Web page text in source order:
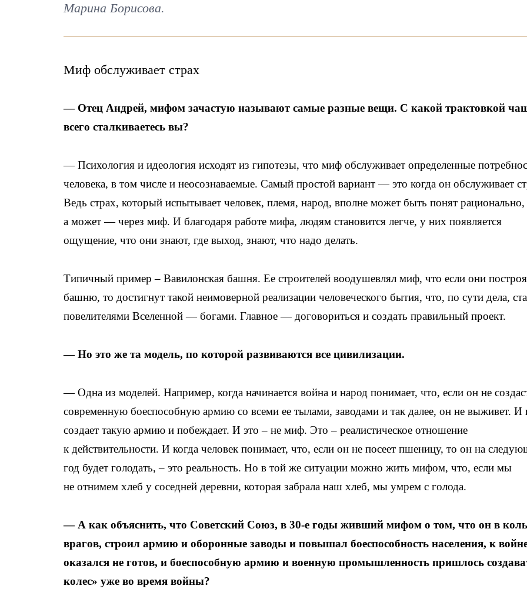
Марина Борисова.
Миф обслуживает страх
— Отец Андрей, мифом зачастую называют самые разные вещи. С какой трактовкой
всего сталкиваетесь вы?
— Психология и идеология исходят из гипотезы, что миф обслуживает определенные
человека, в том числе и неосознаваемые. Самый простой вариант — это когда он обслуживает
Ведь страх, который испытывает человек, племя, народ, вполне может быть понят рационально,
а может — через миф. И благодаря работе мифа, людям становится легче, у них появляется
ощущение, что они знают, где выход, знают, что надо делать.
Типичный пример – Вавилонская башня. Ее строителей воодушевлял миф, что если они
башню, то достигнут такой неимоверной реализации человеческого бытия, что, по сути дела,
повелителями Вселенной — богами. Главное — договориться и создать правильный проект.
— Но это же та модель, по которой развиваются все цивилизации.
— Одна из моделей. Например, когда начинается война и народ понимает, что, если он не
современную боеспособную армию со всеми ее тылами, заводами и так далее, он не выживет. И
создает такую армию и побеждает. И это – не миф. Это – реалистическое отношение
к действительности. И когда человек понимает, что, если он не посеет пшеницу, то он на
год будет голодать, – это реальность. Но в той же ситуации можно жить мифом, что, если мы
не отнимем хлеб у соседней деревни, которая забрала наш хлеб, мы умрем с голода.
— А как объяснить, что Советский Союз, в 30-е годы живший мифом о том, что он в
врагов, строил армию и оборонные заводы и повышал боеспособность населения, к
оказался не готов, и боеспособную армию и военную промышленность пришлось
колес» уже во время войны?